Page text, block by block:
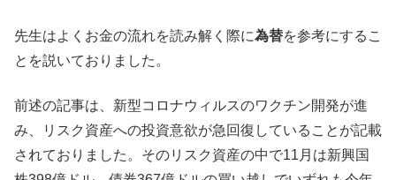
先生はよくお金の流れを読み解く際に為替を参考にするこ
とを説いておりました。
前述の記事は、新型コロナウィルスのワクチン開発が進
み、リスク資産への投資意欲が急回復していることが記載
されておりました。そのリスク資産の中で11月は新興国